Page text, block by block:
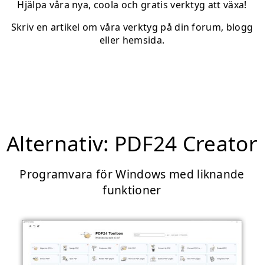
Hjälpa våra nya, coola och gratis verktyg att växa!
Skriv en artikel om våra verktyg på din forum, blogg
eller hemsida.
Alternativ: PDF24 Creator
Programvara för Windows med liknande
funktioner